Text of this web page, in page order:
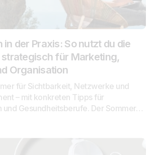
in der Praxis: So nutzt du die
für Marketing,
Organisation
für Sichtbarkeit, Netzwerke und
– mit konkreten Tipps für
und Gesundheitsberufe. Der Sommer…